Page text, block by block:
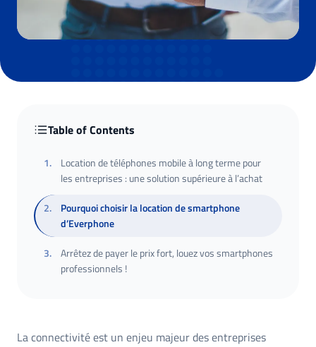
Table of Contents
1.
Location de téléphones mobile à long terme pour
les entreprises : une solution supérieure à l’achat
2.
Pourquoi choisir la location de smartphone
d’Everphone
3.
Arrêtez de payer le prix fort, louez vos smartphones
professionnels !
La connectivité est un enjeu majeur des entreprises